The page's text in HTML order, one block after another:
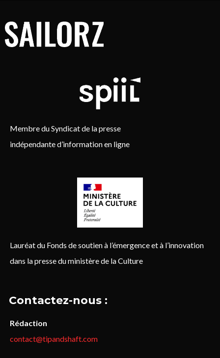
Membre du Syndicat de la presse
indépendante d’information en ligne
Lauréat du Fonds de soutien à l’émergence et à l’innovation
dans la presse du ministère de la Culture
Contactez-nous :
Rédaction
contact@tipandshaft.com